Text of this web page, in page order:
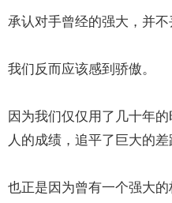
承认对手曾经的强大，并不
我们反而应该感到骄傲。
因为我们仅仅用了几十年
人的成绩，追平了巨大的差
也正是因为曾有一个强大